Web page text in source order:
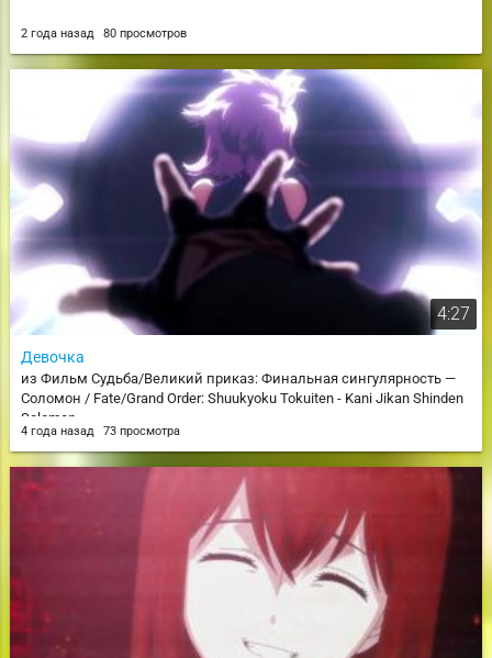
2 года назад 80 просмотров
4:27
Девочка
из Фильм Судьба/Великий приказ: Финальная сингулярность —
Соломон / Fate/Grand Order: Shuukyoku Tokuiten - Kani Jikan Shinden
Solomon
4 года назад 73 просмотра